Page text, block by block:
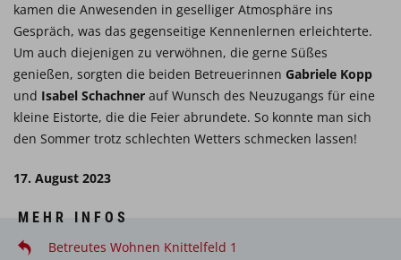
kamen die Anwesenden in geselliger Atmosphäre ins
Gespräch, was das gegenseitige Kennenlernen erleichterte.
Um auch diejenigen zu verwöhnen, die gerne Süßes
genießen, sorgten die beiden Betreuerinnen Gabriele Kopp
und Isabel Schachner auf Wunsch des Neuzugangs für eine
kleine Eistorte, die die Feier abrundete. So konnte man sich
den Sommer trotz schlechten Wetters schmecken lassen!
17. August 2023
MEHR INFOS
Betreutes Wohnen Knittelfeld 1